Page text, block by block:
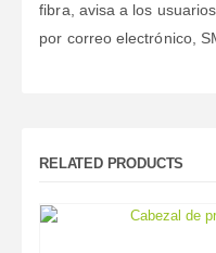
fibra, avisa a los
por correo electrónico,
RELATED PRODUCTS